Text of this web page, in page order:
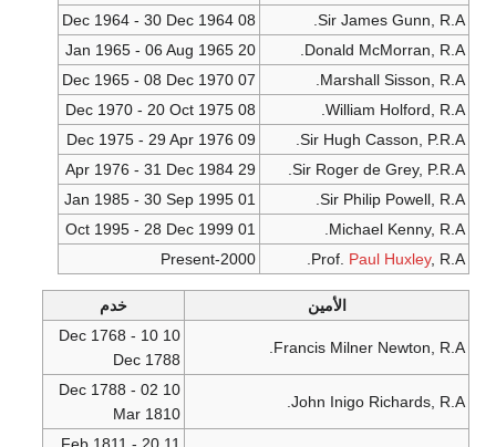
Sir James Gunn, R.A.
08 Dec 1964 - 30 Dec 1964
Donald McMorran, R.A.
20 Jan 1965 - 06 Aug 1965
Marshall Sisson, R.A.
07 Dec 1965 - 08 Dec 1970
William Holford, R.A.
08 Dec 1970 - 20 Oct 1975
Sir Hugh Casson, P.R.A.
09 Dec 1975 - 29 Apr 1976
Sir Roger de Grey, P.R.A.
29 Apr 1976 - 31 Dec 1984
Sir Philip Powell, R.A.
01 Jan 1985 - 30 Sep 1995
Michael Kenny, R.A.
01 Oct 1995 - 28 Dec 1999
Prof. Paul Huxley, R.A.
2000-Present
الأمين خدم
Francis Milner Newton, R.A.
10 Dec 1768 - 10
Dec 1788
John Inigo Richards, R.A.
10 Dec 1788 - 02
Mar 1810